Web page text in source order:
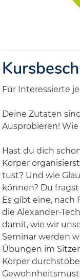
Für Interessierte
Deine Zutaten
Ausprobieren!
Hast du dich
Körper
tust? Und wie
können? Du
Es gibt eine, nach
die Alexander-
damit, wie wir
Seminar werden
Übungen im
Körper